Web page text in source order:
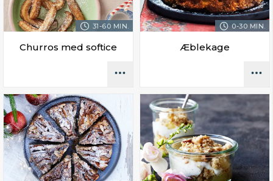
31-60 MIN.
Churros med softice
0-30 MIN.
Æblekage